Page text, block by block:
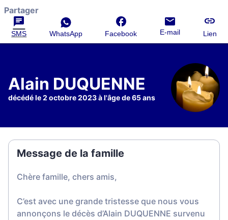
Partager
SMS WhatsApp Facebook E-mail Lien
Alain DUQUENNE
décédé le 2 octobre 2023 à l'âge de 65 ans
Message de la famille
Chère famille, chers amis,
C’est avec une grande tristesse que nous vous
annonçons le décès d’Alain DUQUENNE survenu